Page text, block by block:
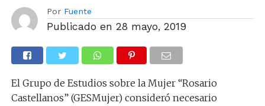
Por Fuente
Publicado en 28 mayo, 2019
El Grupo de Estudios sobre la Mujer “Rosario
Castellanos” (GESMujer) consideró necesario